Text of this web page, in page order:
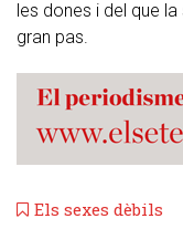
les dones i del que
gran pas.
Els sexes dèbils